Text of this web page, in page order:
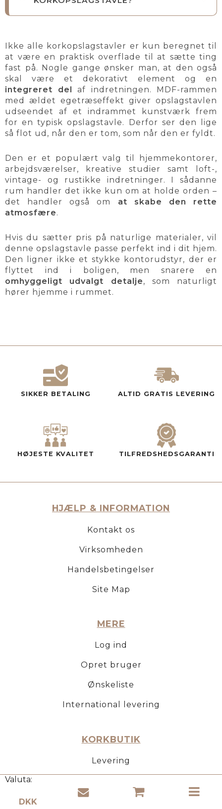
Valuta:
Ikke alle korkopslagstavler er kun beregnet til
at være en praktisk overflade til at sætte ting
fast på. Nogle gange ønsker man, at den også
skal være et dekorativt element og en
integreret del
af indretningen. MDF-rammen
med ældet egetræseffekt giver opslagstavlen
udseendet af et indrammet kunstværk frem
for en typisk opslagstavle. Derfor ser den lige
så flot ud, når den er tom, som når den er fyldt.
Den er et populært valg til hjemmekontorer,
arbejdsværelser, kreative studier samt loft-,
vintage- og rustikke indretninger. I sådanne
rum handler det ikke kun om at holde orden –
det handler også om at skabe den rette
atmosfære.
Hvis du sætter pris på naturlige materialer, vil
denne opslagstavle passe perfekt ind i dit hjem.
Den ligner ikke et stykke kontorudstyr, der er
flyttet ind i boligen, men snarere en
omhyggeligt udvalgt detalje, som naturligt
hører hjemme i rummet.
SIKKER BETALING ALTID GRATIS LEVERING
HØJESTE KVALITET TILFREDSHEDSGARANTI
HJÆLP & INFORMATION
Kontakt os
Virksomheden
Handelsbetingelser
Site Map
MERE
Log ind
Opret bruger
Ønskeliste
International levering
KORKBUTIK
Levering
Returformular